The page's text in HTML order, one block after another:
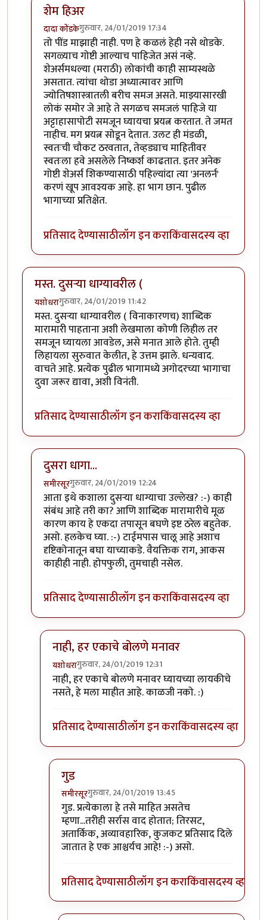
शेम हिअर
दादा कोंडकेगुरुवार, 24/01/2019 17:34
In reply toसुरेख लिखाणbyसमीरसूर
तो पींड माझाही नाही. पण हे कळलं हेही नसे थोडके.
सगळ्याच गोष्टी आल्याच पाहिजेत असं नव्हे.
शेअर्समधल्या (मराठी) लोकांची काही साम्यस्थळे
असतात. त्यांचा थोडा अध्यात्मावर आणि
ज्योतिषशास्त्रातली बरीच समज असते. माझ्यासारखी
लोकं समोर जे आहे ते सगळच समजलं पाहिजे या
अट्टाहासापोटी समजून घ्यायचा प्रयत्न करतात. ते जमत
नाहीच. मग प्रयत्न सोडून देतात. उलट ही मंडळी,
स्वतःची चौकट ठरवतात, तेव्हड्याच माहितीवर
स्वतःला हवे असलेले निष्कर्श काढतात. इतर अनेक
गोष्टी शेअर्स शिकण्यासाठी पहिल्यांदा त्या 'अनलर्न'
करणं खूप आवश्यक आहे. हा भाग छान. पुढील
भागाच्या प्रतिक्षेत.
प्रतिसाद देण्यासाठीलॉग इन कराकिंवासदस्य व्हा
मस्त. दुसऱ्या धाग्यावरील (
यशोधरागुरुवार, 24/01/2019 11:42
मस्त. दुसऱ्या धाग्यावरील ( विनाकारणच) शाब्दिक
मारामारी पाहताना अशी लेखमाला कोणी लिहील तर
समजून घ्यायला आवडेल, असे मनात आले होते. तुम्ही
लिहायला सुरुवात केलीत, हे उत्तम झाले. धन्यवाद.
वाचते आहे. प्रत्येक पुढील भागामध्ये अगोदरच्या भागाचा
दुवा जरूर द्यावा, अशी विनंती.
प्रतिसाद देण्यासाठीलॉग इन कराकिंवासदस्य व्हा
दुसरा धागा...
समीरसूरगुरुवार, 24/01/2019 12:24
In reply toमस्त. दुसऱ्या धाग्यावरील (byयशोधरा
आता इथे कशाला दुसर्‍या धाग्याचा उल्लेख? :-) काही
संबंध आहे तरी का? आणि शाब्दिक मारामारीचे मूळ
कारण काय हे एकदा तपासून बघणे इष्ट ठरेल बहुतेक.
असो. हलकेच घ्या. :-) टाईमपास चालू आहे अशाच
दृष्टिकोनातून बघा याच्याकडे. वैयक्तिक राग, आकस
काहीही नाही. होपफुली, तुमचाही नसेल.
प्रतिसाद देण्यासाठीलॉग इन कराकिंवासदस्य व्हा
नाही, हर एकाचे बोलणे मनावर
यशोधरागुरुवार, 24/01/2019 12:31
In reply toदुसरा धागा...byसमीरसूर
नाही, हर एकाचे बोलणे मनावर घ्यायच्या लायकीचे
नसते, हे मला माहीत आहे. काळजी नको. :)
प्रतिसाद देण्यासाठीलॉग इन कराकिंवासदस्य व्हा
गुड
समीरसूरगुरुवार, 24/01/2019 13:45
In reply toनाही, हर एकाचे बोलणे मनावर
गुड. प्रत्येकाला हे तसे माहित असतेच
म्हणा...तरीही सर्रास वाद होतात; तिरसट,
अतार्किक, अव्यावहारिक, कुजकट प्रतिसाद दिले
जातात हे एक आश्चर्यच आहे! :-) असो.
प्रतिसाद देण्यासाठीलॉग इन कराकिंवासदस्य व्हा